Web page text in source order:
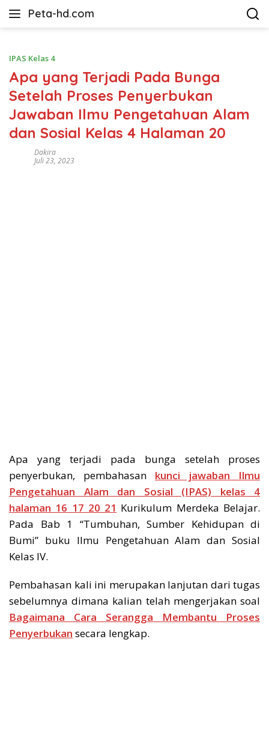
Peta-hd.com
Kumpulan
HD
IPAS Kelas 4
Apa yang Terjadi Pada Bunga
Setelah Proses Penyerbukan
Jawaban Ilmu Pengetahuan Alam
dan Sosial Kelas 4 Halaman 20
Dakira
Juli 23, 2023
Apa yang terjadi pada bunga setelah proses
penyerbukan, pembahasan kunci jawaban Ilmu
Pengetahuan Alam dan Sosial (IPAS) kelas 4
halaman 16 17 20 21 Kurikulum Merdeka Belajar.
Pada Bab 1 “Tumbuhan, Sumber Kehidupan di
Bumi” buku Ilmu Pengetahuan Alam dan Sosial
Kelas IV.
Pembahasan kali ini merupakan lanjutan dari tugas
sebelumnya dimana kalian telah mengerjakan soal
Bagaimana Cara Serangga Membantu Proses
Penyerbukan secara lengkap.